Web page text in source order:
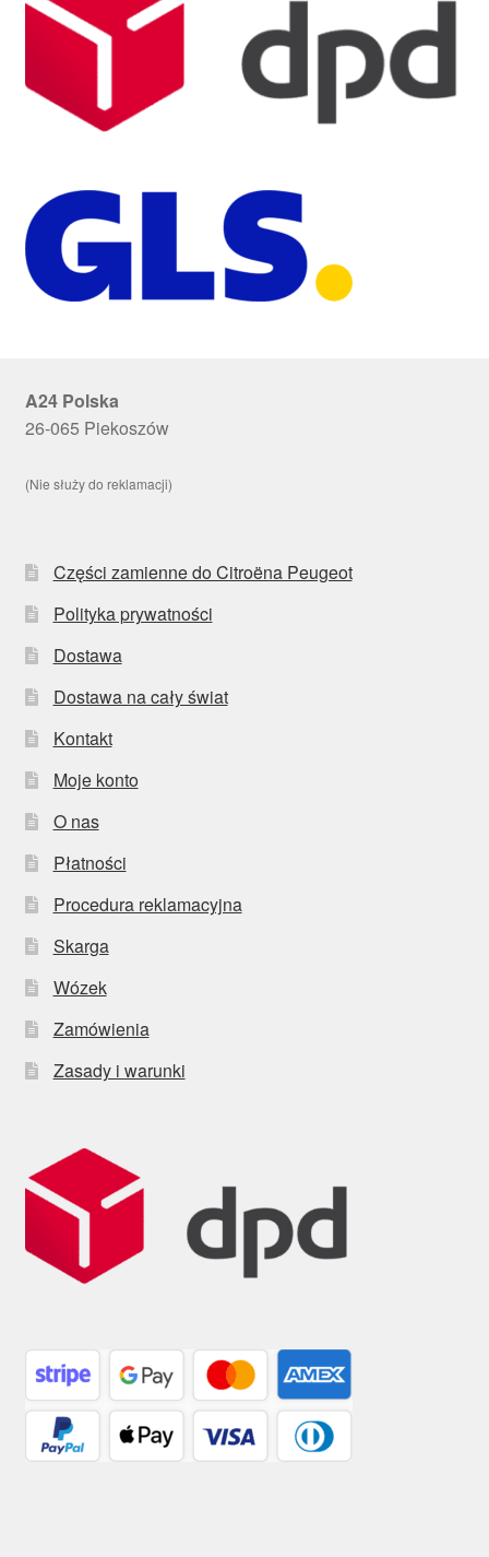
A24 Polska
26-065 Piekoszów
(Nie służy do reklamacji)
Części zamienne do Citroëna Peugeot
Polityka prywatności
Dostawa
Dostawa na cały świat
Kontakt
Moje konto
O nas
Płatności
Procedura reklamacyjna
Skarga
Wózek
Zamówienia
Zasady i warunki